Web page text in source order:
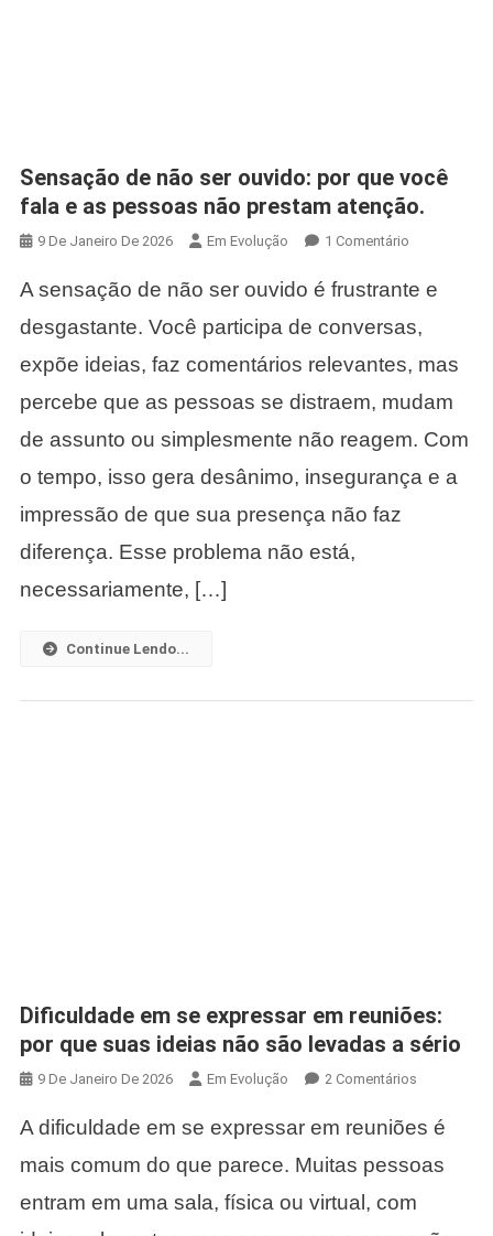
Sensação de não ser ouvido: por que você
fala e as pessoas não prestam atenção.
9 De Janeiro De 2026 Em Evolução 1 ComentárioEm
De
Ser
Ouvido:
Por
Você
A sensação de não ser ouvido é frustrante e
desgastante. Você participa de conversas,
expõe ideias, faz comentários relevantes, mas
percebe que as pessoas se distraem, mudam
de assunto ou simplesmente não reagem. Com
o tempo, isso gera desânimo, insegurança e a
impressão de que sua presença não faz
diferença. Esse problema não está,
necessariamente, […]
Continue Lendo...
Dificuldade em se expressar em reuniões:
por que suas ideias não são levadas a sério
9 De Janeiro De 2026 Em Evolução 2 ComentáriosEm
Em
Em
Reuniões:
A dificuldade em se expressar em reuniões é
mais comum do que parece. Muitas pessoas
entram em uma sala, física ou virtual, com